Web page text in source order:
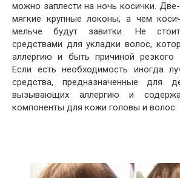
можно заплести на ночь косички.
мягкие крупные локоны, а чем
мельче будут завитки. Не стоит
средствами для укладки волос,
аллергию и быть причиной резкого
Если есть необходимость иногда
средства, предназначенные для
вызывающих аллергию и
компоненты для кожи головы и волос.